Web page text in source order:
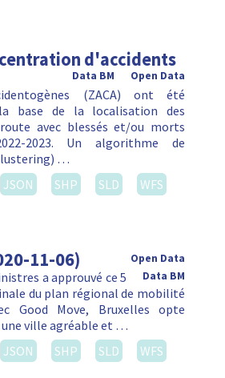
d'accidents
Open Data
Data BM
(ZACA) ont été
base de la localisation des
avec blessés et/ou morts
2023. Un algorithme de
…
JSON SHP SLD
WFS
11-06)
Open Data
Data BM
a approuvé ce 5
du plan régional de mobilité
Good Move, Bruxelles opte
ville agréable et …
JSON SHP SLD
WFS